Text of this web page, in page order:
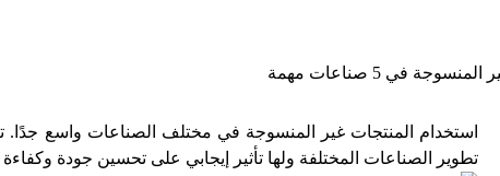
استخدام المنتجات غير المنسوجة في مختلف الصناعات واسع جدًا.
تطوير الصناعات المختلفة ولها تأثير إيجابي على تحسين جودة